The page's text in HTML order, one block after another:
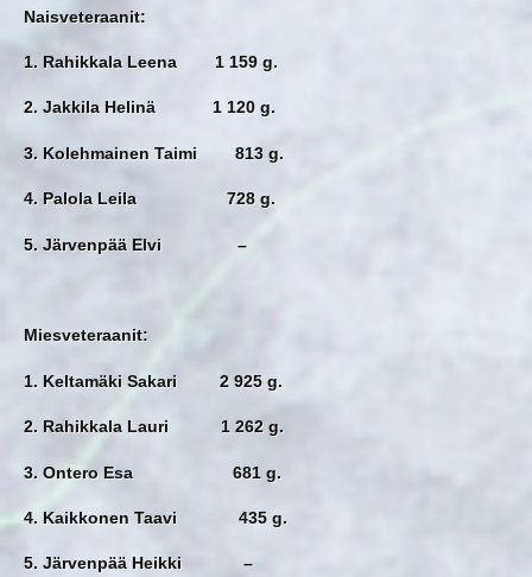
Naisveteraanit:
1. Rahikkala Leena 1 159 g.
2. Jakkila Helinä 1 120 g.
3. Kolehmainen Taimi 813 g.
4. Palola Leila 728 g.
5. Järvenpää Elvi –
Miesveteraanit:
1. Keltamäki Sakari 2 925 g.
2. Rahikkala Lauri 1 262 g.
3. Ontero Esa 681 g.
4. Kaikkonen Taavi 435 g.
5. Järvenpää Heikki –